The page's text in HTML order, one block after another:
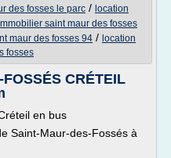
des fosses le parc / location
saint maur des fosses
maur des fosses 94 / location
fosses
CRÉTEIL
en bus
Saint-Maur-des-Fossés à